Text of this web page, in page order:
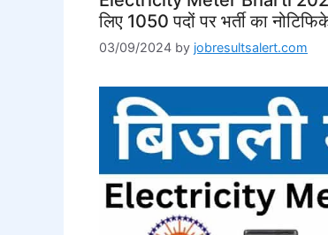
लिए 1050 पदों पर भर्ती का
03/09/2024 by jobresultsalert.com